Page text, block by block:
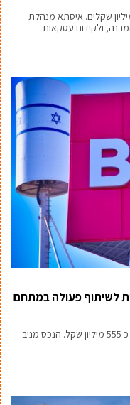
דמי שכירות התחלתיים שנתיים של כ- 7 מיליון שקלים. איסתא מנהלת
ולקידום עסקאות
לשיתוף פעולה במתחם
לפי ההסכם ביג רוכשת 50% מהקניון לפי שווי של כ 555 מיליון שקל. הנכס מניב